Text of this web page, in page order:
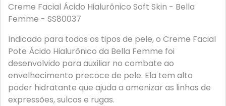
Creme Facial Ácido Hialurônico Soft Skin - Bella
Femme - SS80037
Indicado para todos os tipos de pele, o Creme Facial
Pote Ácido Hialurônico da Bella Femme foi
desenvolvido para auxiliar no combate ao
envelhecimento precoce de pele. Ela tem alto
poder hidratante que ajuda a amenizar as linhas de
expressões, sulcos e rugas.